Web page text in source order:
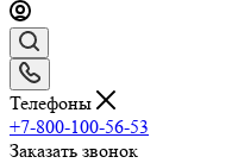
Телефоны
+7-800-100-56-53
Заказать звонок